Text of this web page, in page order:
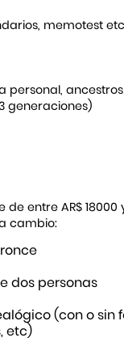
memotest
personal,
generaciones)
entre AR$ 18000
cambio:
dos personas
(con o sin
etc)